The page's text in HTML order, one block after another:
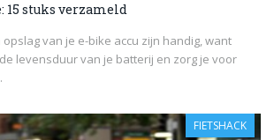
15 stuks verzameld
van je e-bike accu zijn handig, want
levensduur van je batterij en zorg je voor
FIETSHACK